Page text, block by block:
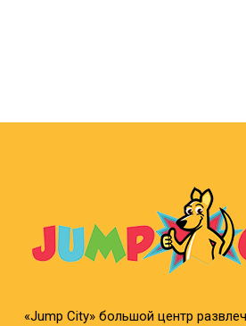
«Jump City» большой центр